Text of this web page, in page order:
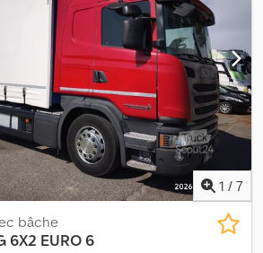
belge carte grise belge possibilité de le
Dcodpfjzrz D Esx Af Esk
1 / 7
bâche
6X2 EURO 6